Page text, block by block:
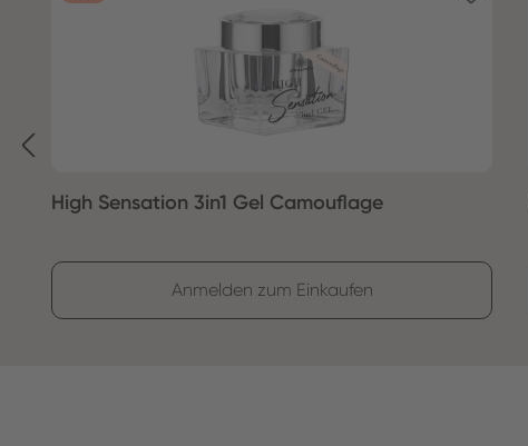
High Sensation 3in1 Gel Camouflage
Anmelden zum Einkaufen